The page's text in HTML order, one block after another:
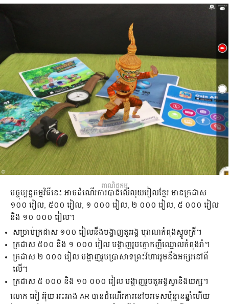
ពាណិជ្ជកម្ម
បច្ចុប្បន្ន​កម្មវិធី​នេះ អាច​ដំណើរការ​បាន​លើ​លុយ​រៀល​ខ្មែរ​ មាន​ក្រដាស
១០០ រៀល, ៥០០ រៀល, ១ ០០០ រៀល, ២ ០០០ រៀល, ៥ ០០០ រៀល
និង ១០ ០០០ រៀល។
សម្រាប់​ក្រដាស ១០០ រៀល​នឹង​បង្ហាញ​តួអង្គ បុរាណ​កំពុង​ស្ទូច​ត្រី។
ក្រដាស ៥០០ និង ១ ០០០ រៀល បង្ហាញ​រូប​ក្ងោក​ញី​ឈ្មោល​កំពុង​រាំ។
ក្រដាស ២ ០០០ រៀល បង្ហាញ​រូប​ប្រាសាទ​ព្រះវិហារ​រួម​នឹង​អក្សរ​​នៅ​ពី​
លើ។
ក្រដាស ៥ ០០០ និង ១០ ០០០ រៀល បង្ហាញ​រូប​តួអង្គ​ស្វា​និង​យក្ស។
លោក អៀ អ៊ុយ អះអាង​ AR បាន​ដំណើរការ​នៅ​បរទេស​ប៉ុន្មាន​ឆ្នាំ​ហើយ